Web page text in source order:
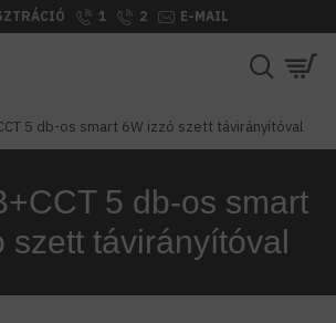
1 2 E-MAIL
5 db-os smart 6W izzó szett távirányítóval
5 db-os smart
szett távirányítóval